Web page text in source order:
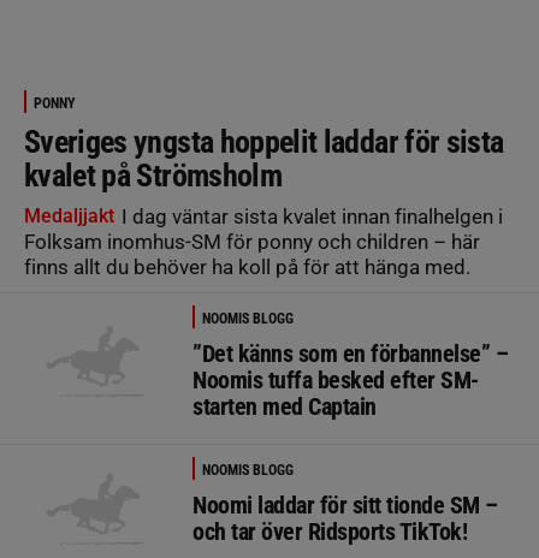
PONNY
Sveriges yngsta hoppelit laddar för sista
kvalet på Strömsholm
Medaljjakt I dag väntar sista kvalet innan finalhelgen i
Folksam inomhus-SM för ponny och children – här
finns allt du behöver ha koll på för att hänga med.
NOOMIS BLOGG
”Det känns som en förbannelse” –
Noomis tuffa besked efter SM-
starten med Captain
NOOMIS BLOGG
Noomi laddar för sitt tionde SM –
och tar över Ridsports TikTok!